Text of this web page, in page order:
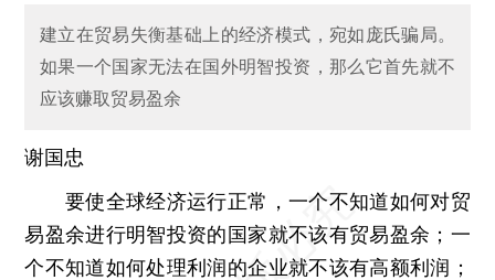
建立在贸易失衡基础上的经济模式，宛如庞氏骗局。
如果一个国家无法在国外明智投资，那么它首先就不
应该赚取贸易盈余
谢国忠
要使全球经济运行正常，一个不知道如何对贸
易盈余进行明智投资的国家就不该有贸易盈余；一
个不知道如何处理利润的企业就不该有高额利润；